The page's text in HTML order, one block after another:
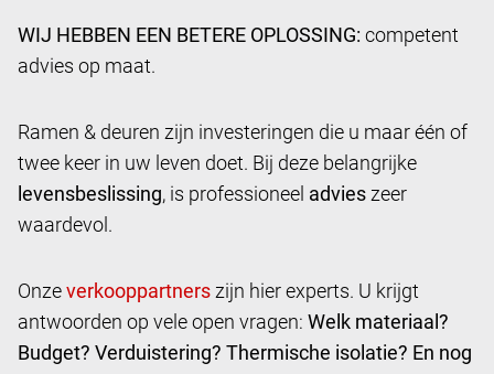
WIJ HEBBEN EEN BETERE OPLOSSING: competent
advies op maat.
Ramen & deuren zijn investeringen die u maar één of
twee keer in uw leven doet. Bij deze belangrijke
levensbeslissing, is professioneel advies zeer
waardevol.
Onze
zijn hier experts. U krijgt
antwoorden op vele open vragen: Welk materiaal?
Budget? Verduistering? Thermische isolatie? En nog